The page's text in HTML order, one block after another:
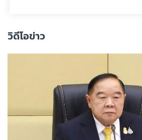
วิดีโอข่าว